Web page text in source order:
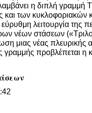
η διπλή
των κυκλοφοριακών
λειτουργία της
νέων στάσεων
μιας νέας
γραμμής προβλέπεται